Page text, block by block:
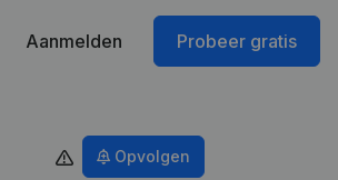
Aanmelden Probeer gratis
Opvolgen